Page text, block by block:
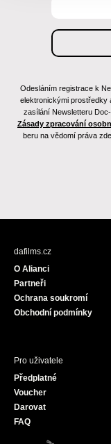
Odesláním registrace k
elektronickými prostředky
zasílání Newsletteru
Zásady zpracování
beru na vědomí práva
dafilms.cz
O Alianci
Partneři
Ochrana soukromí
Obchodní podmínky
Pro uživatele
Předplatné
Voucher
Darovat
FAQ